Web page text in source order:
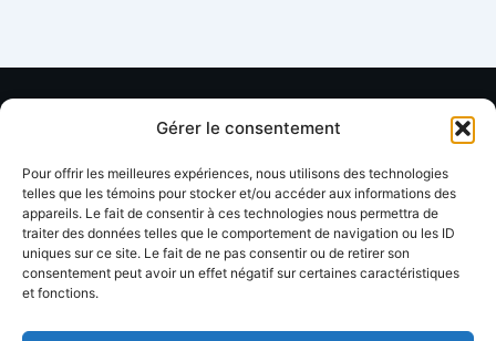
Gérer le consentement
Pour offrir les meilleures expériences, nous utilisons des technologies
telles que les témoins pour stocker et/ou accéder aux informations des
appareils. Le fait de consentir à ces technologies nous permettra de
traiter des données telles que le comportement de navigation ou les ID
uniques sur ce site. Le fait de ne pas consentir ou de retirer son
consentement peut avoir un effet négatif sur certaines caractéristiques
et fonctions.
Annuaire
membres
Devenir
membre
À propos
FAQ
Formations
Contact
Facebook
Linkedin